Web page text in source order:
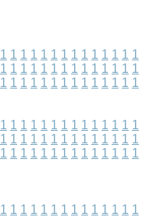
1 1 1 1 1 1 1 1 1 1 1 1 1 1
1 1 1 1 1 1 1 1 1 1 1 1 1 1
1 1 1 1 1 1 1 1 1 1 1 1 1 1
1 1 1 1 1 1 1 1 1 1 1 1 1 1
1 1 1 1 1 1 1 1 1 1 1 1 1 1
1 1 1 1 1 1 1 1 1 1 1 1 1 1
1 1 1 1 1 1 1 1 1 1 1 1 1 1